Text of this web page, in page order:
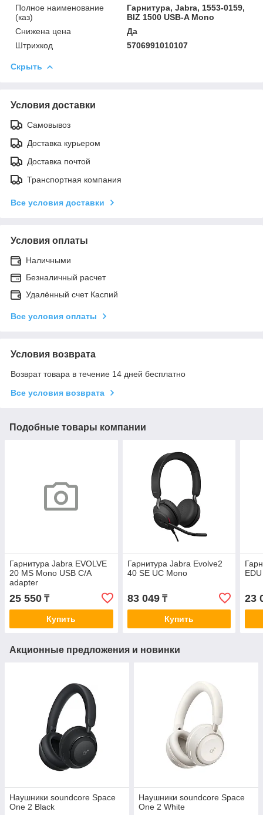
Полное наименование
(каз)
Гарнитура, Jabra, 1553-0159,
BIZ 1500 USB-A Mono
Снижена цена
Да
Штрихкод
5706991010107
Скрыть
Условия доставки
Самовывоз
Доставка курьером
Доставка почтой
Транспортная компания
Все условия доставки
Условия оплаты
Наличными
Безналичный расчет
Удалённый счет Каспий
Все условия оплаты
Условия возврата
Возврат товара в течение 14 дней бесплатно
Все условия возврата
Подобные товары компании
Гарнитура Jabra EVOLVE
20 MS Mono USB C/A
adapter
25 550 ₸
Купить
Гарнитура Jabra Evolve2
40 SE UC Mono
83 049₸
Купить
EDU
23
Акционные предложения и новинки
Наушники soundcore Space
One 2 Black
Наушники soundcore Space
One 2 White